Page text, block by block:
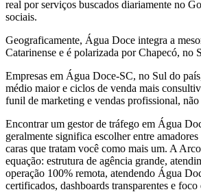
real por serviços buscados diariamente no
sociais.
Geograficamente, Água Doce integra a
Catarinense e é polarizada por Chapecó, no
Empresas em Água Doce-SC, no Sul do
médio maior e ciclos de venda mais
funil de marketing e vendas profissional,
Encontrar um gestor de tráfego em Água
geralmente significa escolher entre
caras que tratam você como mais um. A
equação: estrutura de agência grande,
operação 100% remota, atendendo Água
certificados, dashboards transparentes e